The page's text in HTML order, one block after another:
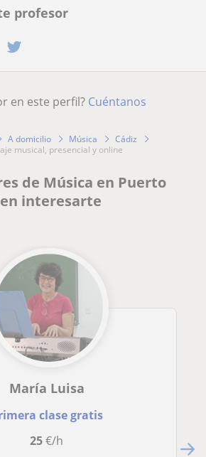
profesor
en este perfil? Cuéntanos
A domicilio Música
Cádiz
musical, presencial y online
de Música en Puerto
interesarte
María Luisa
clase gratis
25€/h